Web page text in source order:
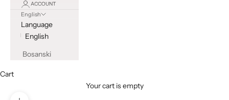
ACCOUNT
English
Language
English
Bosanski
Cart
Your cart is empty